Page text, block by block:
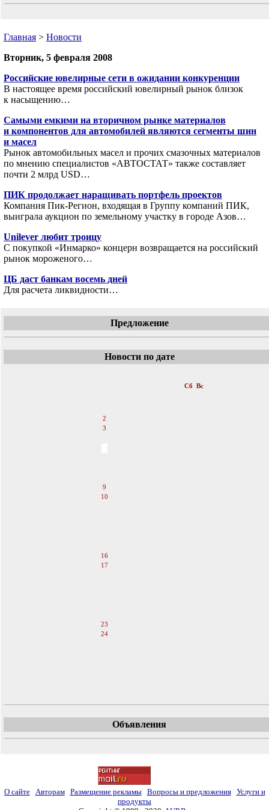
Главная > Новости
Вторник, 5 февраля 2008
Российские ювелирные сети в ожидании конкуренции
В настоящее время российский ювелирный рынок близок
к насыщению…
Самыми емкими на вторичном рынке материалов
и компонентов для автомобилей являются сегменты шин
и масел
Рынок автомобильных масел и прочих смазочных материалов
по мнению специалистов «АВТОСТАТ» также составляет
почти 2 млрд USD…
ПИК продолжает наращивать портфель проектов
Компания Пик-Регион, входящая в Группу компаний ПИК,
выиграла аукцион по земельному участку в городе Азов…
Unilever любит троицу
C покупкой «Инмарко» концерн возвращается на российский
рынок мороженого…
ЦБ даст банкам восемь дней
Для расчета ликвидности…
Предложение
Новости по дате
Сб Вс
2
3
9
10
16
17
23
24
Объявления
О сайте Авторам Размещение рекламы Вопросы и предложения
Услуги и
продукты